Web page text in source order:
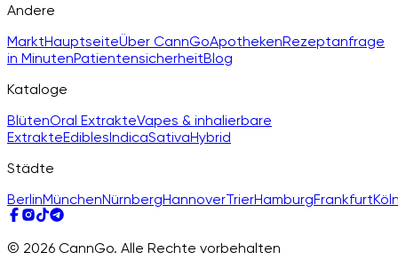
Andere
MarktHauptseiteÜber CannGoApothekenRezeptanfrage
in MinutenPatientensicherheitBlog
Kataloge
BlütenOral ExtrakteVapes & inhalierbare
ExtrakteEdiblesIndicaSativaHybrid
Städte
BerlinMünchenNürnbergHannoverTrierHamburgFrankfurt
© 2026 CannGo. Alle Rechte vorbehalten